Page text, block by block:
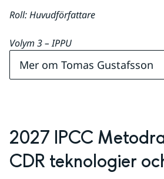
Roll: Huvudförfattare
Volym 3 – IPPU
Mer om Tomas Gustafsson
2027 IPCC
CDR teknologier